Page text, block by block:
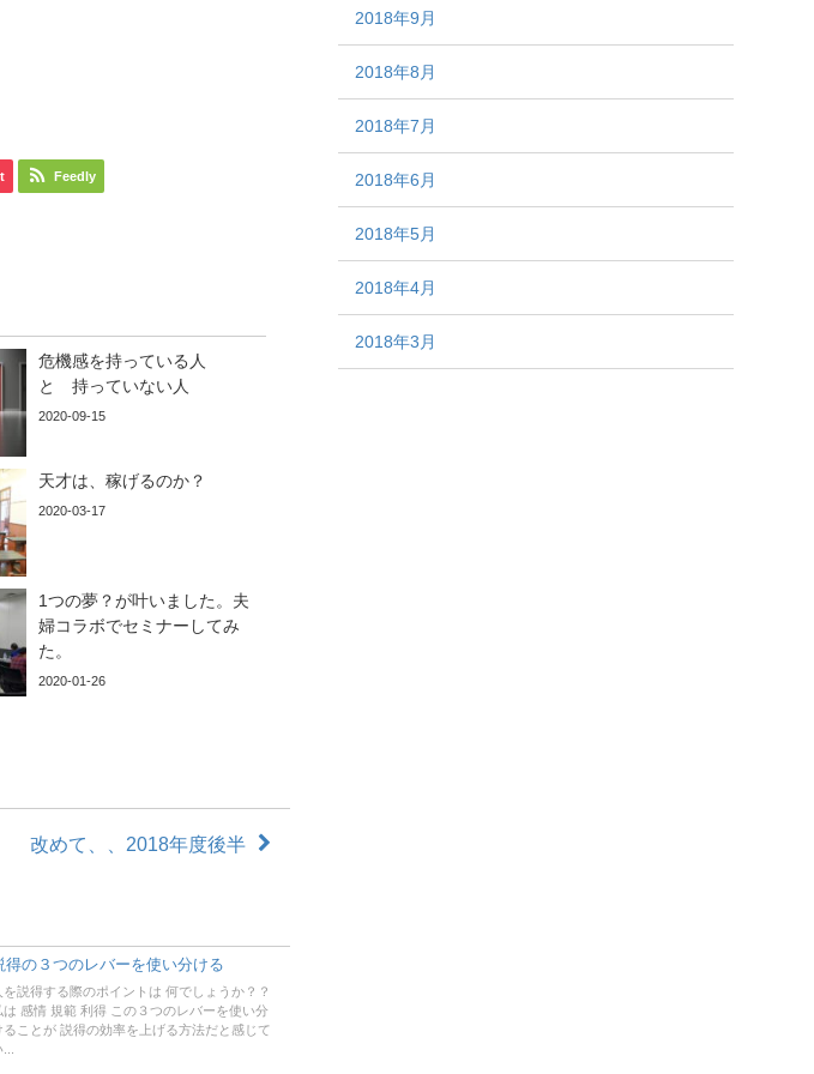
Feedly
危機感を持っている人
と 持っていない人
2020-09-15
天才は、稼げるのか？
2020-03-17
1つの夢？が叶いました。夫
婦コラボでセミナーしてみ
た。
2020-01-26
改めて、、2018年度後半
得の３つのレバーを使い分ける
を説得する際のポイントは 何でしょうか？？
は 感情 規範 利得 この３つのレバーを使い分
ることが 説得の効率を上げる方法だと感じて
2018年9月
2018年8月
2018年7月
2018年6月
2018年5月
2018年4月
2018年3月